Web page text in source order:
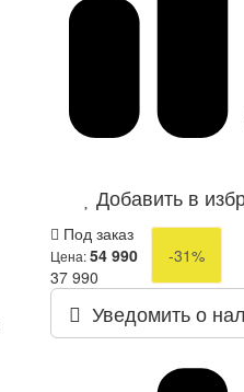
Добавить в
Под заказ
Цена:54 990
-31%
37 990
Уведомить о